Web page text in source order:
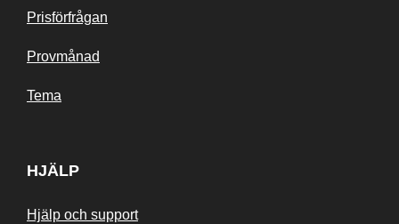
Prisförfrågan
Provmånad
Tema
HJÄLP
Hjälp och support